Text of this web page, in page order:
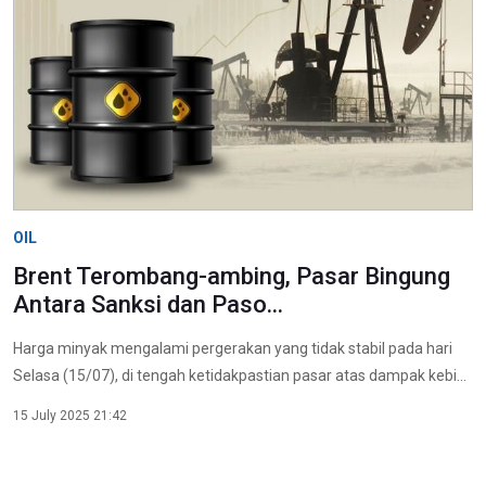
OIL
Brent Terombang-ambing, Pasar Bingung
Antara Sanksi dan Paso...
Harga minyak mengalami pergerakan yang tidak stabil pada hari
Selasa (15/07), di tengah ketidakpastian pasar atas dampak kebi...
15 July 2025 21:42